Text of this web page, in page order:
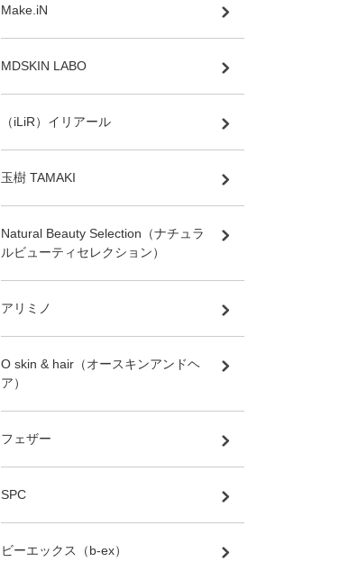
Make.iN
MDSKIN LABO
（iLiR）イリアール
玉樹 TAMAKI
Natural Beauty Selection（ナチュラ
ルビューティセレクション）
アリミノ
O skin & hair（オースキンアンドヘ
ア）
フェザー
SPC
ビーエックス（b-ex）